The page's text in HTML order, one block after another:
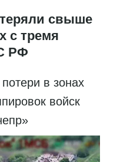
свыше
с тремя
РФ
в зонах
войск